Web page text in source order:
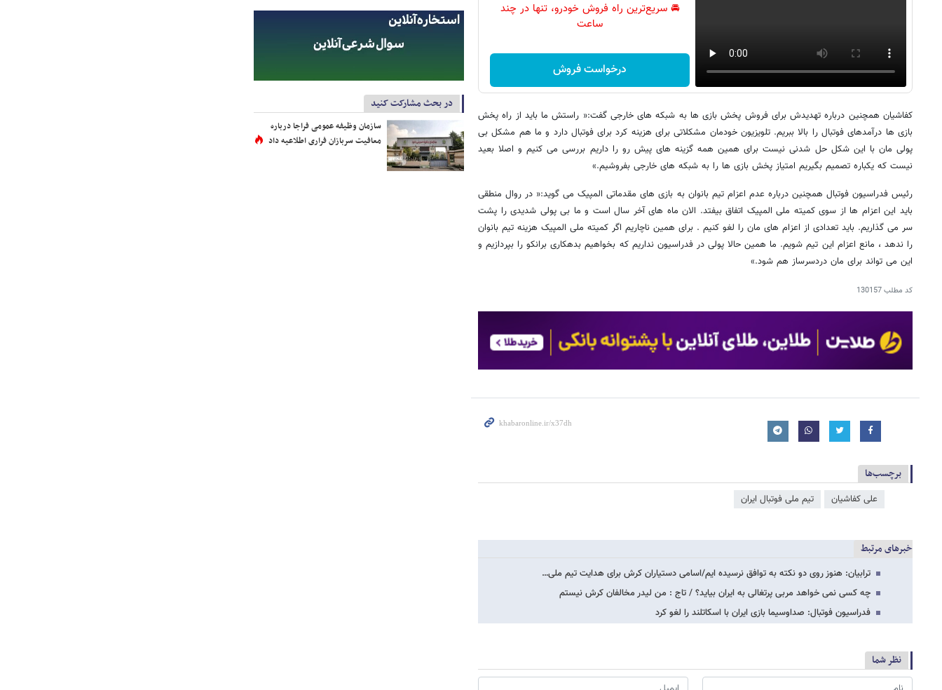
🚘 سریع‌ترین راه فروش خودرو، تنها در چند
ساعت
درخواست فروش
کفاشیان همچنین درباره تهدیدش برای فروش پخش بازی ها به شبکه های خارجی گفت:« راستش ما باید از راه پخش
بازی ها درآمدهای فوتبال را بالا ببریم. تلویزیون خودمان مشکلاتی برای هزینه کرد برای فوتبال دارد و ما هم مشکل بی
پولی مان با این شکل حل شدنی نیست برای همین همه گزینه های پیش رو را داریم بررسی می کنیم و اصلا بعید
نیست که یکباره تصمیم بگیریم امتیاز پخش بازی ها را به شبکه های خارجی بفروشیم.»
رئیس فدراسیون فوتبال همچنین درباره عدم اعزام تیم بانوان به بازی های مقدماتی المپیک می گوید:« در روال منطقی
باید این اعزام ها از سوی کمیته ملی المپیک اتفاق بیفتد. الان ماه های آخر سال است و ما بی پولی شدیدی را پشت
سر می گذاریم. باید تعدادی از اعزام های مان را لغو کنیم . برای همین ناچاریم اگر کمیته ملی المپیک هزینه تیم بانوان
را ندهد ، مانع اعزام این تیم شویم. ما همین حالا پولی در فدراسیون نداریم که بخواهیم بدهکاری برانکو را بپردازیم و
این می تواند برای مان دردسرساز هم شود.»
کد مطلب130157
برچسب‌ها
علی کفاشیان تیم ملی فوتبال ایران
خبرهای مرتبط
ترابیان: هنوز روی دو نکته به توافق نرسیده ایم/اسامی دستیاران کرش برای هدایت تیم ملی…
چه کسی نمی خواهد مربی پرتغالی به ایران بیاید؟ / تاج : من لیدر مخالفان کرش نیستم
فدراسیون فوتبال: صداوسیما بازی ایران با اسکاتلند را لغو کرد
نظر شما
در بحث مشارکت کنید
سازمان وظیفه عمومی فراجا درباره
معافیت سربازان فراری اطلاعیه داد